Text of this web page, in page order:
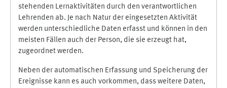
stehenden Lernaktivitäten durch den verantwortlichen
Lehrenden ab. Je nach Natur der eingesetzten Aktivität
werden unterschiedliche Daten erfasst und können in den
meisten Fällen auch der Person, die sie erzeugt hat,
zugeordnet werden.
Neben der automatischen Erfassung und Speicherung der
Ereignisse kann es auch vorkommen, dass weitere Daten,